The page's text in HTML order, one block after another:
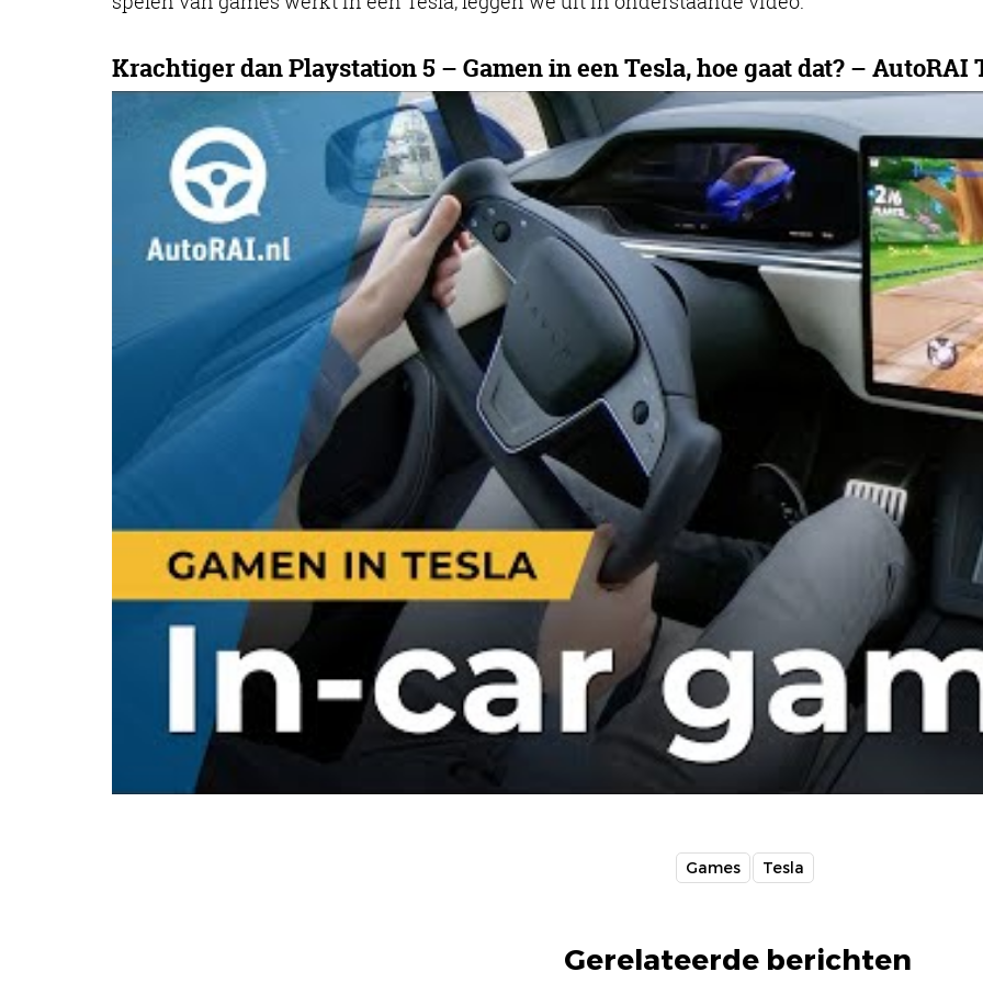
Krachtiger dan Playstation 5 – Gamen in een Tesla, hoe gaat dat? – AutoRAI
Games Tesla
Gerelateerde berichten